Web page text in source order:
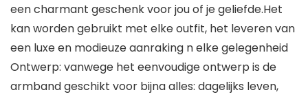
een charmant geschenk voor jou of je geliefde.Het
kan worden gebruikt met elke outfit, het leveren van
een luxe en modieuze aanraking n elke gelegenheid
Ontwerp: vanwege het eenvoudige ontwerp is de
armband geschikt voor bijna alles: dagelijks leven,